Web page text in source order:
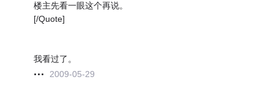
楼主先看一眼这个再说。
[/Quote]
我看过了。
2009-05-29